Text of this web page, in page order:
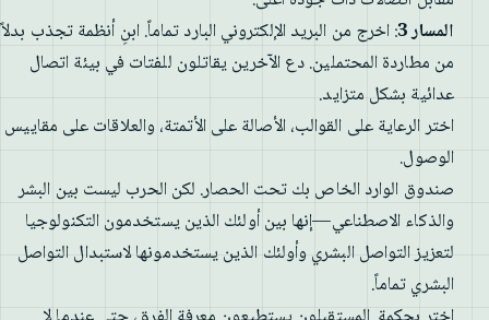
المسار 3 : اخرج من البريد الإلكتروني البارد تماماً. ابنِ أنظمة تجذب بدلاً
من مطاردة المحتملين. دع الآخرين يقاتلون للفتات في بيئة اتصال
عدائية بشكل متزايد.
اختر الرعاية على القوالب، الأصالة على الأتمتة، والعلاقات على مقاييس
الوصول.
صندوق الوارد الخاص بك تحت الحصار. لكن الحرب ليست بين البشر
والذكاء الاصطناعي—إنها بين أولئك الذين يستخدمون التكنولوجيا
لتعزيز التواصل البشري وأولئك الذين يستخدمونها لاستبدال التواصل
البشري تماماً.